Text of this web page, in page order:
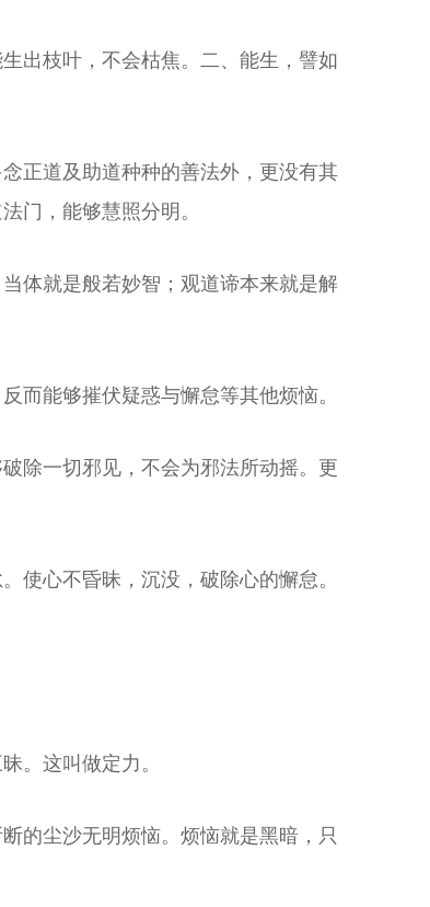
出枝叶，不会枯焦。二、能生，譬如
正道及助道种种的善法外，更没有其
门，能够慧照分明。
体就是般若妙智；观道谛本来就是解
而能够摧伏疑惑与懈怠等其他烦恼。
除一切邪见，不会为邪法所动摇。更
使心不昏昧，沉没，破除心的懈怠。
。这叫做定力。
的尘沙无明烦恼。烦恼就是黑暗，只